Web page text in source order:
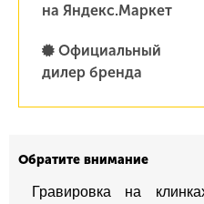
на Яндекс.Маркет
Официальный
дилер бренда
Обратите внимание
Гравировка на